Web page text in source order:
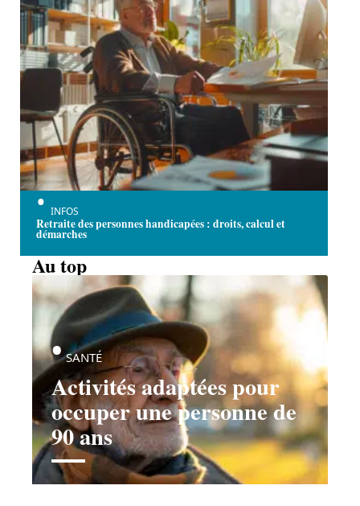
INFOS
Retraite des personnes handicapées : droits, calcul et
démarches
Au top
Activités adaptées pour
occuper une personne de
90 ans
SANTÉ